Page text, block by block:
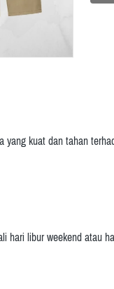
kuat dan tahan
hari libur weekend atau